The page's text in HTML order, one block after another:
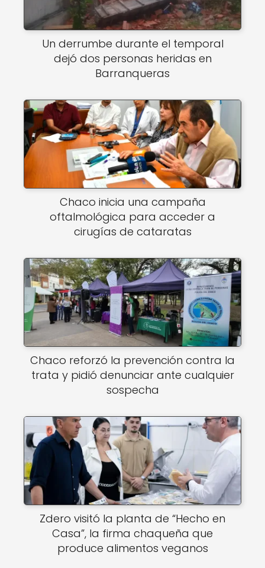
Un derrumbe durante el temporal
dejó dos personas heridas en
Barranqueras
Chaco inicia una campaña
oftalmológica para acceder a
cirugías de cataratas
Chaco reforzó la prevención contra la
trata y pidió denunciar ante cualquier
sospecha
Zdero visitó la planta de “Hecho en
Casa”, la firma chaqueña que
produce alimentos veganos